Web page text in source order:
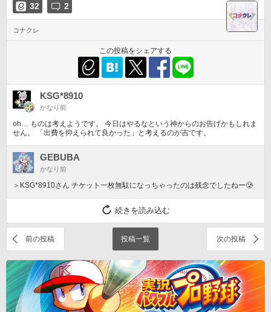
32 2
コナクレ
この投稿をシェアする
KSG*8910
かなり前
oh… ものは考えようです。 今日はやるなという神からのお告げかもしれま
せん。 「出費を抑えられて良かった」と考えるのが吉です。
GEBUBA
かなり前
＞KSG*8910さん チケット一枚無駄になっちゃったのは残念でしたねー🥲
続きを読み込む
前の投稿 投稿一覧 次の投稿